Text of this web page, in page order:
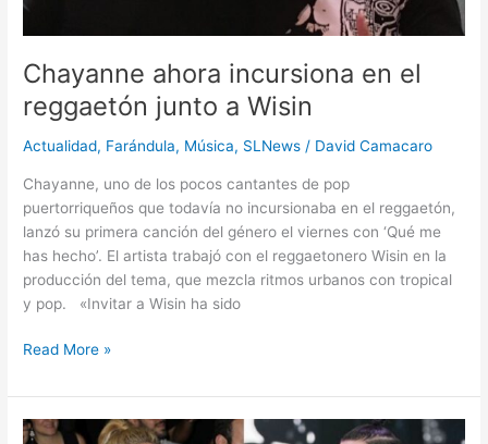
Chayanne ahora incursiona en el
reggaetón junto a Wisin
Actualidad, Farándula, Música, SLNews / David Camacaro
Chayanne, uno de los pocos cantantes de pop
puertorriqueños que todavía no incursionaba en el reggaetón,
lanzó su primera canción del género el viernes con ‘Qué me
has hecho’. El artista trabajó con el reggaetonero Wisin en la
producción del tema, que mezcla ritmos urbanos con tropical
y pop. «Invitar a Wisin ha sido
Read More »
Shakira